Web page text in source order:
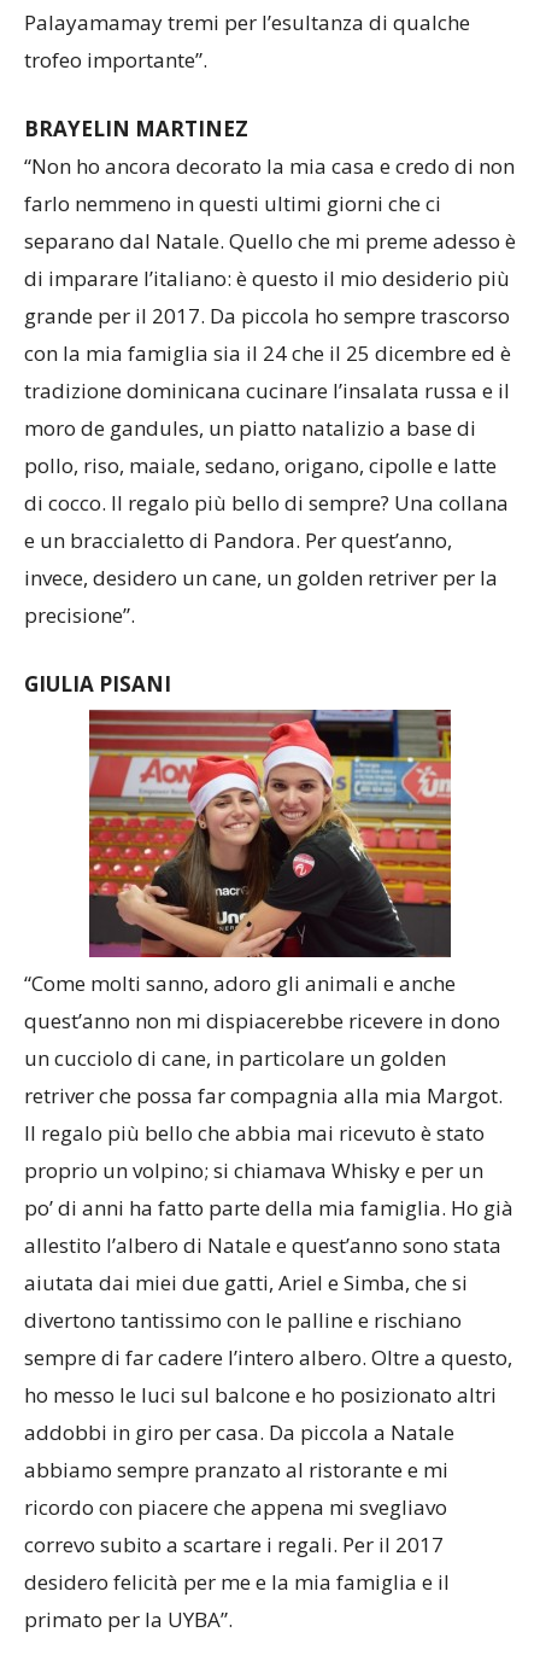
Palayamamay tremi per l’esultanza di qualche
trofeo importante”.
BRAYELIN MARTINEZ
“Non ho ancora decorato la mia casa e credo di non
farlo nemmeno in questi ultimi giorni che ci
separano dal Natale. Quello che mi preme adesso è
di imparare l’italiano: è questo il mio desiderio più
grande per il 2017. Da piccola ho sempre trascorso
con la mia famiglia sia il 24 che il 25 dicembre ed è
tradizione dominicana cucinare l’insalata russa e il
moro de gandules, un piatto natalizio a base di
pollo, riso, maiale, sedano, origano, cipolle e latte
di cocco. Il regalo più bello di sempre? Una collana
e un braccialetto di Pandora. Per quest’anno,
invece, desidero un cane, un golden retriver per la
precisione”.
GIULIA PISANI
“Come molti sanno, adoro gli animali e anche
quest’anno non mi dispiacerebbe ricevere in dono
un cucciolo di cane, in particolare un golden
retriver che possa far compagnia alla mia Margot.
Il regalo più bello che abbia mai ricevuto è stato
proprio un volpino; si chiamava Whisky e per un
po’ di anni ha fatto parte della mia famiglia. Ho già
allestito l’albero di Natale e quest’anno sono stata
aiutata dai miei due gatti, Ariel e Simba, che si
divertono tantissimo con le palline e rischiano
sempre di far cadere l’intero albero. Oltre a questo,
ho messo le luci sul balcone e ho posizionato altri
addobbi in giro per casa. Da piccola a Natale
abbiamo sempre pranzato al ristorante e mi
ricordo con piacere che appena mi svegliavo
correvo subito a scartare i regali. Per il 2017
desidero felicità per me e la mia famiglia e il
primato per la UYBA”.